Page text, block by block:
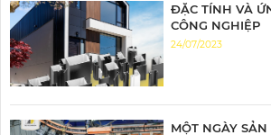
ĐẶC TÍNH VÀ
CÔNG NGHIỆP
24/07/2023
MỘT NGÀY